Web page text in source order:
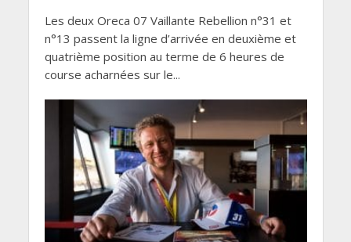
Les deux Oreca 07 Vaillante Rebellion n°31 et
n°13 passent la ligne d’arrivée en deuxième et
quatrième position au terme de 6 heures de
course acharnées sur le...